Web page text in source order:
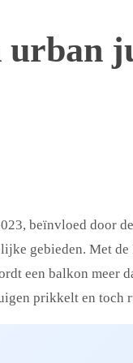
urban
beïnvloed door
gebieden. Met de
een balkon meer
prikkelt en toch